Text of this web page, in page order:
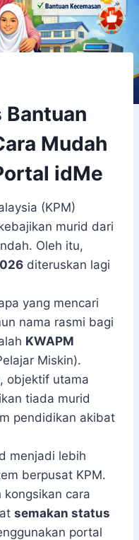
Bantuan
Mudah
idMe
(KPM)
murid dari
Oleh itu,
diteruskan lagi
yang mencari
nama rasmi bagi
KWAPM
Miskin).
objektif utama
tiada murid
pendidikan akibat
menjadi lebih
berpusat KPM.
kongsikan cara
semakan status
portal